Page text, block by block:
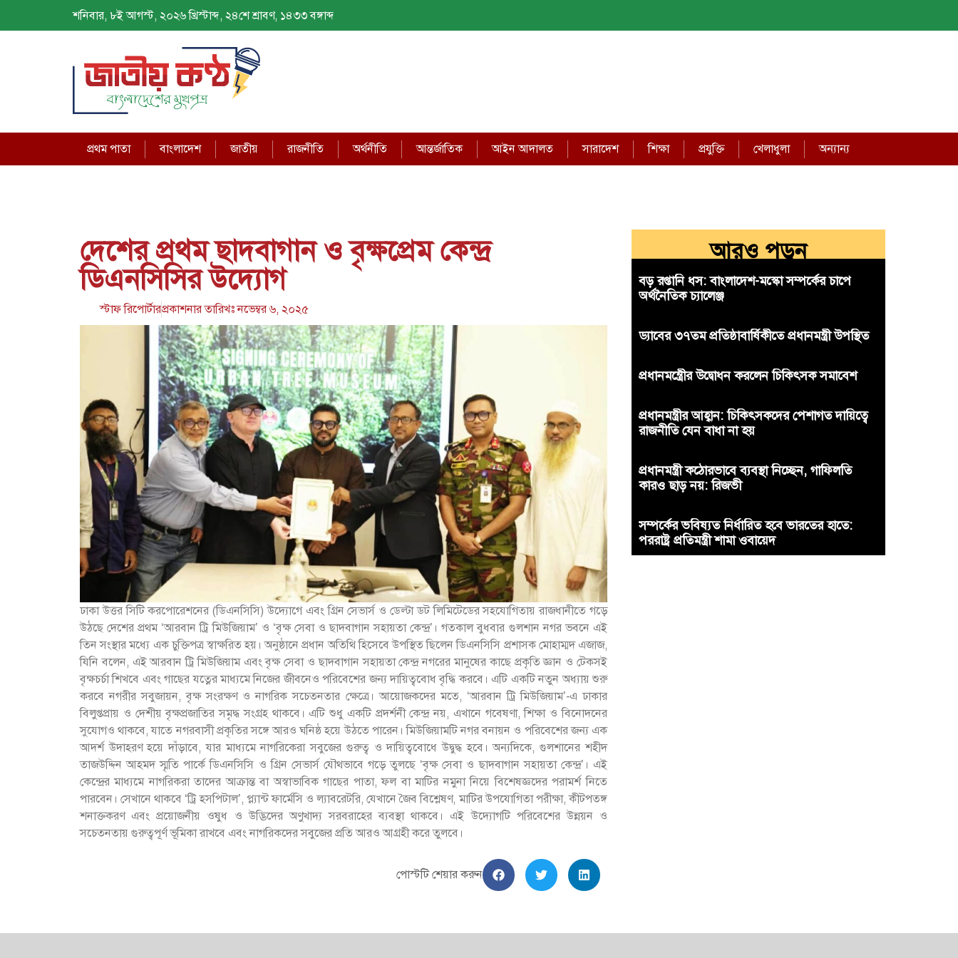
শনিবার, ৮ই আগস্ট, ২০২৬ খ্রিস্টাব্দ, ২৪শে শ্রাবণ, ১৪৩৩ বঙ্গাব্দ
প্রথম পাতা বাংলাদেশ জাতীয় রাজনীতি অর্থনীতি আন্তর্জাতিক আইন আদালত সারাদেশ শিক্ষা প্রযুক্তি খেলাধুলা অন্যান্য
দেশের প্রথম ছাদবাগান ও বৃক্ষপ্রেম কেন্দ্র
ডিএনসিসির উদ্যোগ
স্টাফ রিপোর্টারপ্রকাশনার তারিখঃনভেম্বর ৬, ২০২৫
ঢাকা উত্তর সিটি করপোরেশনের (ডিএনসিসি) উদ্যোগে এবং গ্রিন সেভার্স ও ডেল্টা ডট লিমিটেডের সহযোগিতায় রাজধানীতে গড়ে
উঠছে দেশের প্রথম ‘আরবান ট্রি মিউজিয়াম’ ও ‘বৃক্ষ সেবা ও ছাদবাগান সহায়তা কেন্দ্র’। গতকাল বুধবার গুলশান নগর ভবনে এই
তিন সংস্থার মধ্যে এক চুক্তিপত্র স্বাক্ষরিত হয়। অনুষ্ঠানে প্রধান অতিথি হিসেবে উপস্থিত ছিলেন ডিএনসিসি প্রশাসক মোহাম্মদ এজাজ,
যিনি বলেন, এই আরবান ট্রি মিউজিয়াম এবং বৃক্ষ সেবা ও ছাদবাগান সহায়তা কেন্দ্র নগরের মানুষের কাছে প্রকৃতি জ্ঞান ও টেকসই
বৃক্ষচর্চা শিখবে এবং গাছের যত্নের মাধ্যমে নিজের জীবনেও পরিবেশের জন্য দায়িত্ববোধ বৃদ্ধি করবে। এটি একটি নতুন অধ্যায় শুরু
করবে নগরীর সবুজায়ন, বৃক্ষ সংরক্ষণ ও নাগরিক সচেতনতার ক্ষেত্রে। আয়োজকদের মতে, ‘আরবান ট্রি মিউজিয়াম’-এ ঢাকার
বিলুপ্তপ্রায় ও দেশীয় বৃক্ষপ্রজাতির সমৃদ্ধ সংগ্রহ থাকবে। এটি শুধু একটি প্রদর্শনী কেন্দ্র নয়, এখানে গবেষণা, শিক্ষা ও বিনোদনের
সুযোগও থাকবে, যাতে নগরবাসী প্রকৃতির সঙ্গে আরও ঘনিষ্ঠ হয়ে উঠতে পারেন। মিউজিয়ামটি নগর বনায়ন ও পরিবেশের জন্য এক
আদর্শ উদাহরণ হয়ে দাঁড়াবে, যার মাধ্যমে নাগরিকেরা সবুজের গুরুত্ব ও দায়িত্ববোধে উদ্বুদ্ধ হবে। অন্যদিকে, গুলশানের শহীদ
তাজউদ্দিন আহমদ স্মৃতি পার্কে ডিএনসিসি ও গ্রিন সেভার্স যৌথভাবে গড়ে তুলছে ‘বৃক্ষ সেবা ও ছাদবাগান সহায়তা কেন্দ্র’। এই
কেন্দ্রের মাধ্যমে নাগরিকরা তাদের আক্রান্ত বা অস্বাভাবিক গাছের পাতা, ফল বা মাটির নমুনা নিয়ে বিশেষজ্ঞদের পরামর্শ নিতে
পারবেন। সেখানে থাকবে ‘ট্রি হসপিটাল’, প্ল্যান্ট ফার্মেসি ও ল্যাবরেটরি, যেখানে জৈব বিশ্লেষণ, মাটির উপযোগিতা পরীক্ষা, কীটপতঙ্গ
শনাক্তকরণ এবং প্রয়োজনীয় ওষুধ ও উদ্ভিদের অণুখাদ্য সরবরাহের ব্যবস্থা থাকবে। এই উদ্যোগটি পরিবেশের উন্নয়ন ও
সচেতনতায় গুরুত্বপূর্ণ ভূমিকা রাখবে এবং নাগরিকদের সবুজের প্রতি আরও আগ্রহী করে তুলবে।
পোস্টটি শেয়ার করুন
আরও পড়ুন
বড় রপ্তানি ধস: বাংলাদেশ-মস্কো সম্পর্কের চাপে
অর্থনৈতিক চ্যালেঞ্জ
ড্যাবের ৩৭তম প্রতিষ্ঠাবার্ষিকীতে প্রধানমন্ত্রী উপস্থিত
প্রধানমন্ত্রীের উদ্বোধন করলেন চিকিৎসক সমাবেশ
প্রধানমন্ত্রীর আহ্বান: চিকিৎসকদের পেশাগত দায়িত্বে
রাজনীতি যেন বাধা না হয়
প্রধানমন্ত্রী কঠোরভাবে ব্যবস্থা নিচ্ছেন, গাফিলতি
কারও ছাড় নয়: রিজভী
সম্পর্কের ভবিষ্যত নির্ধারিত হবে ভারতের হাতে:
পররাষ্ট্র প্রতিমন্ত্রী শামা ওবায়েদ